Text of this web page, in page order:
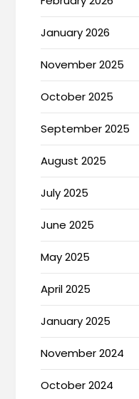
January 2026
November 2025
October 2025
September 2025
August 2025
July 2025
June 2025
May 2025
April 2025
January 2025
November 2024
October 2024